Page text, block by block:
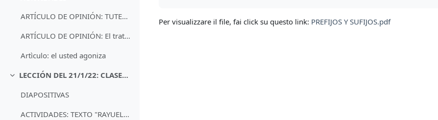
ARTÍCULO DE OPINIÓN: TUTEARSE
ARTÍCULO DE OPINIÓN: El tratamiento
Artìculo: el usted agoniza
Minimizza
LECCIÓN DEL 21/1/22: CLASES DE PALABRAS
DIAPOSITIVAS
ACTIVIDADES: TEXTO "RAYUELA" DE CORTÁZARFile
Per visualizzare il file, fai click su questo link: PREFIJOS Y SUFIJOS.pdf